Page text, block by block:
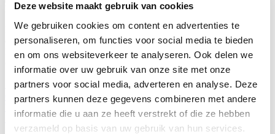
Deze website maakt gebruik van cookies
We gebruiken cookies om content en advertenties te
personaliseren, om functies voor social media te bieden
en om ons websiteverkeer te analyseren. Ook delen we
informatie over uw gebruik van onze site met onze
partners voor social media, adverteren en analyse. Deze
partners kunnen deze gegevens combineren met andere
informatie die u aan ze heeft verstrekt of die ze hebben
verzameld op basis van uw gebruik van hun services.
Legst du auch einen Dachziegel auf das Commandeurshuis?!
Nach Jahren, in denen es Wind und Wetter ausgesetzt war, lässt uns
das Dach des Kommandantenhauses buchstäblich im Stich. Das
Dach ist undicht, die derzeitigen Dachziegel sind abgenutzt und eine
ordentliche Dämmung fehlt noch gänzlich.
Spende hier Schließen
Contact
Steun ons
Vorlesen
Startseite
Blaasvaak